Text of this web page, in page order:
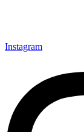
Instagram